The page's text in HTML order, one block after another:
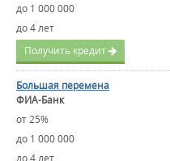
до 1 000 000
до 4 лет
Получить кредит
Большая перемена
ФИА-Банк
от 25%
до 1 000 000
до 4 лет